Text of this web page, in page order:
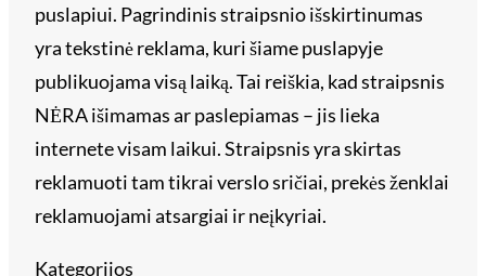
puslapiui. Pagrindinis straipsnio išskirtinumas
yra tekstinė reklama, kuri šiame puslapyje
publikuojama visą laiką. Tai reiškia, kad straipsnis
NĖRA išimamas ar paslepiamas – jis lieka
internete visam laikui. Straipsnis yra skirtas
reklamuoti tam tikrai verslo sričiai, prekės ženklai
reklamuojami atsargiai ir neįkyriai.
Kategorijos